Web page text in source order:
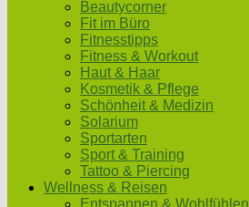
Beautycorner
Fit im Büro
Fitnesstipps
Fitness & Workout
Haut & Haar
Kosmetik & Pflege
Schönheit & Medizin
Solarium
Sportarten
Sport & Training
Tattoo & Piercing
Wellness & Reisen
Entspannen & Wohlfühlen